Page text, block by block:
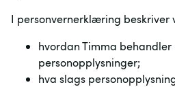
I personvernerklæring beskriver
hvordan Timma
personopplysninger;
hva slags